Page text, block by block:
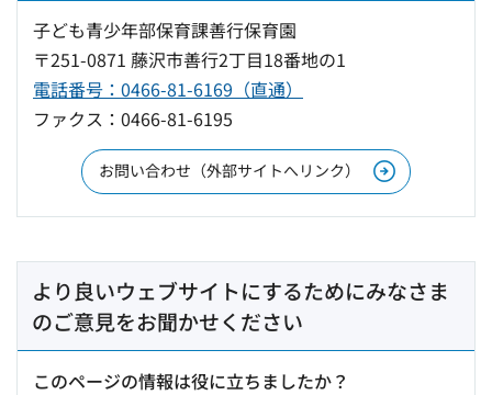
子ども青少年部保育課善行保育園
〒251-0871 藤沢市善行2丁目18番地の1
電話番号：0466-81-6169（直通）
ファクス：0466-81-6195
お問い合わせ（外部サイトへリンク）
より良いウェブサイトにするためにみなさま
のご意見をお聞かせください
このページの情報は役に立ちましたか？